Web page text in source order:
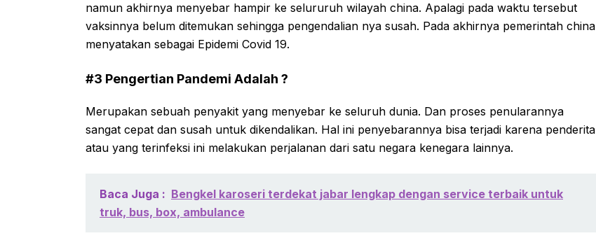
namun akhirnya menyebar hampir ke selururuh wilayah china. Apalagi pada waktu tersebut
vaksinnya belum ditemukan sehingga pengendalian nya susah. Pada akhirnya pemerintah china
menyatakan sebagai Epidemi Covid 19.
#3 Pengertian Pandemi Adalah ?
Merupakan sebuah penyakit yang menyebar ke seluruh dunia. Dan proses penularannya
sangat cepat dan susah untuk dikendalikan. Hal ini penyebarannya bisa terjadi karena penderita
atau yang terinfeksi ini melakukan perjalanan dari satu negara kenegara lainnya.
Baca Juga : Bengkel karoseri terdekat jabar lengkap dengan service terbaik untuk
truk, bus, box, ambulance